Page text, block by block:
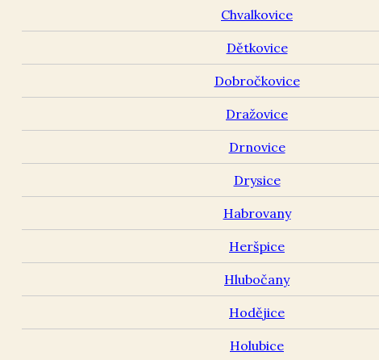
Chvalkovice
Dětkovice
Dobročkovice
Dražovice
Drnovice
Drysice
Habrovany
Heršpice
Hlubočany
Hodějice
Holubice